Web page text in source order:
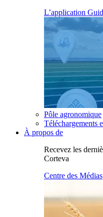
L’application
Pôle agronomique
Téléchargements
À propos de
Recevez les
Corteva
Centre des Médias